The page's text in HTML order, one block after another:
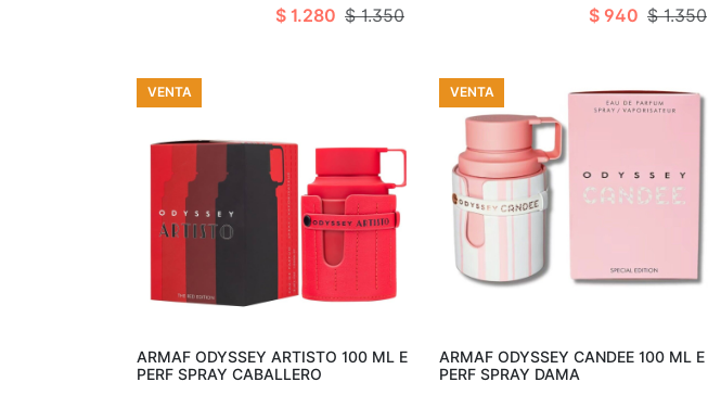
$ 1.280 $ 1.350 $ 940 $ 1.350
VENTA
Añadir al carro
ARMAF ODYSSEY ARTISTO 100 ML E
PERF SPRAY CABALLERO
VENTA
ARMAF ODYSSEY CANDEE 100 ML E
PERF SPRAY DAMA